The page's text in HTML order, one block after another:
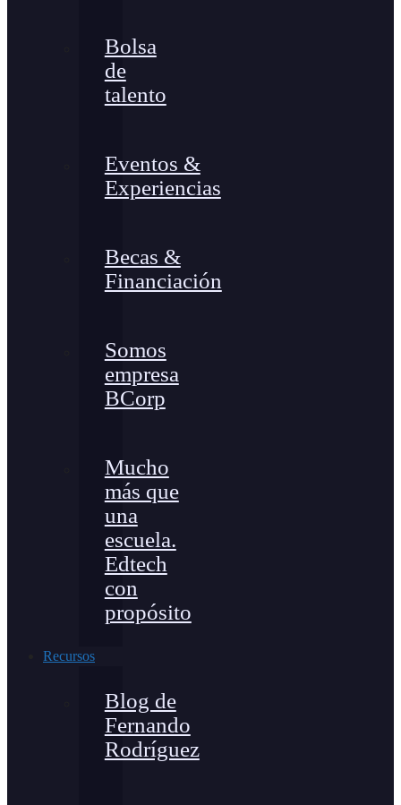
Bolsa
de
talento
Eventos &
Experiencias
Becas &
Financiación
Somos
empresa
BCorp
Mucho
más que
una
escuela.
Edtech
con
propósito
Recursos
Blog de
Fernando
Rodríguez